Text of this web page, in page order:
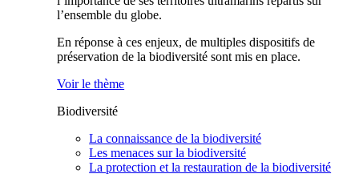
l’ensemble du globe.
En réponse à ces enjeux, de multiples dispositifs de
préservation de la biodiversité sont mis en place.
Voir le thème
Biodiversité
La connaissance de la biodiversité
Les menaces sur la biodiversité
La protection et la restauration de la biodiversité